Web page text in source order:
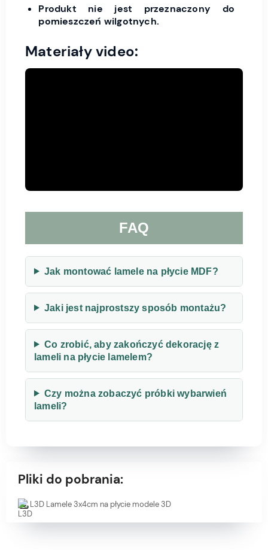
Produkt nie jest przeznaczony do
pomieszczeń wilgotnych.
Materiały video:
FAQ
Jak montować lamele na płycie MDF?
Jaki jest najprostszy sposób montażu?
Co zrobić, aby zakończyć dekorację z
lameli na płycie lamelem?
Czy można zobaczyć próbki wybarwień
lameli?
Pliki do pobrania:
L3D Lamele 3x4cm na płycie modele 3D